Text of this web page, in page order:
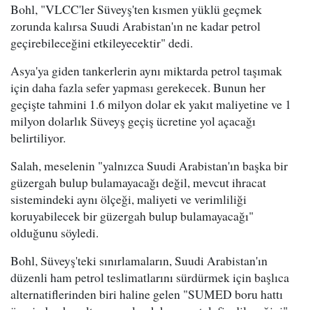
Bohl, "VLCC'ler Süveyş'ten kısmen yüklü geçmek
zorunda kalırsa Suudi Arabistan'ın ne kadar petrol
geçirebileceğini etkileyecektir" dedi.
Asya'ya giden tankerlerin aynı miktarda petrol taşımak
için daha fazla sefer yapması gerekecek. Bunun her
geçişte tahmini 1.6 milyon dolar ek yakıt maliyetine ve 1
milyon dolarlık Süveyş geçiş ücretine yol açacağı
belirtiliyor.
Salah, meselenin "yalnızca Suudi Arabistan'ın başka bir
güzergah bulup bulamayacağı değil, mevcut ihracat
sistemindeki aynı ölçeği, maliyeti ve verimliliği
koruyabilecek bir güzergah bulup bulamayacağı"
olduğunu söyledi.
Bohl, Süveyş'teki sınırlamaların, Suudi Arabistan'ın
düzenli ham petrol teslimatlarını sürdürmek için başlıca
alternatiflerinden biri haline gelen "SUMED boru hattı